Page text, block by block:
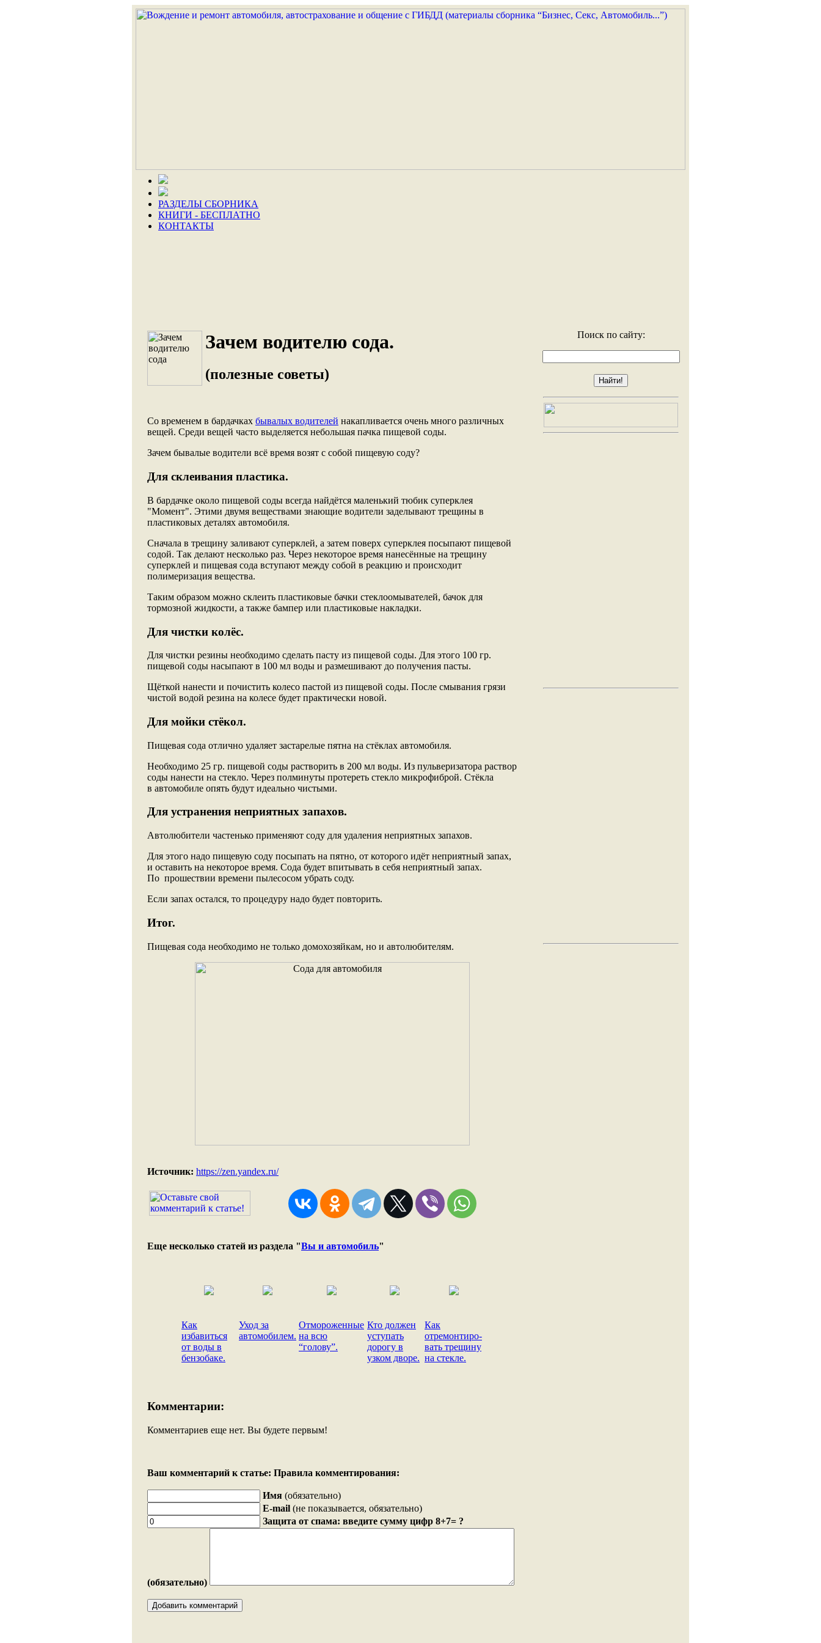
РАЗДЕЛЫ СБОРНИКА
КНИГИ - БЕСПЛАТНО
КОНТАКТЫ
Зачем водителю сода.
(полезные советы)
Со временем в бардачках бывалых водителей накапливается очень много различных
вещей. Среди вещей часто выделяется небольшая пачка пищевой соды.
Зачем бывалые водители всё время возят с собой пищевую соду?
Для склеивания пластика.
В бардачке около пищевой соды всегда найдётся маленький тюбик суперклея
"Момент". Этими двумя веществами знающие водители заделывают трещины в
пластиковых деталях автомобиля.
Сначала в трещину заливают суперклей, а затем поверх суперклея посыпают пищевой
содой. Так делают несколько раз. Через некоторое время нанесённые на трещину
суперклей и пищевая сода вступают между собой в реакцию и происходит
полимеризация вещества.
Таким образом можно склеить пластиковые бачки стеклоомывателей, бачок для
тормозной жидкости, а также бампер или пластиковые накладки.
Для чистки колёс.
Для чистки резины необходимо сделать пасту из пищевой соды. Для этого 100 гр.
пищевой соды насыпают в 100 мл воды и размешивают до получения пасты.
Щёткой нанести и почистить колесо пастой из пищевой соды. После смывания грязи
чистой водой резина на колесе будет практически новой.
Для мойки стёкол.
Пищевая сода отлично удаляет застарелые пятна на стёклах автомобиля.
Необходимо 25 гр. пищевой соды растворить в 200 мл воды. Из пульверизатора раствор
соды нанести на стекло. Через полминуты протереть стекло микрофиброй. Стёкла
в автомобиле опять будут идеально чистыми.
Для устранения неприятных запахов.
Автолюбители частенько применяют соду для удаления неприятных запахов.
Для этого надо пищевую соду посыпать на пятно, от которого идёт неприятный запах,
и оставить на некоторое время. Сода будет впитывать в себя неприятный запах.
По прошествии времени пылесосом убрать соду.
Если запах остался, то процедуру надо будет повторить.
Итог.
Пищевая сода необходимо не только домохозяйкам, но и автолюбителям.
Источник: https://zen.yandex.ru/
Еще несколько статей из раздела "Вы и автомобиль"
Как
избавиться
от воды в
бензобаке.
Уход за
автомобилем.
Отмороженные
на всю
“голову”.
Кто должен
уступать
дорогу в
узком дворе.
Как
отремонтиро-
вать трещину
на стекле.
Комментарии:
Комментариев еще нет. Вы будете первым!
Ваш комментарий к статье: Правила комментирования:
Имя (обязательно)
E-mail (не показывается, обязательно)
Защита от спама: введите сумму цифр 8+7= ?
(обязательно)
Поиск по сайту: